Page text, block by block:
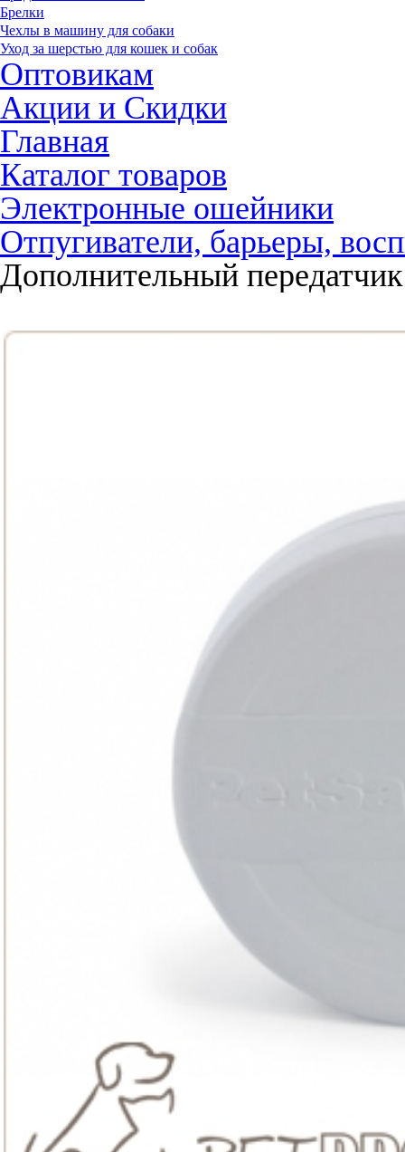
Брелки
Чехлы в машину для собаки
Уход за шерстью для кошек и собак
Оптовикам
Акции и Скидки
Главная
Каталог товаров
Электронные ошейники
Отпугиватели, барьеры,
Дополнительный